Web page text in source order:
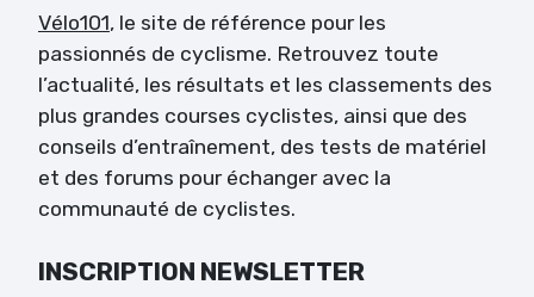
Vélo101, le site de référence pour les
passionnés de cyclisme. Retrouvez toute
l’actualité, les résultats et les classements des
plus grandes courses cyclistes, ainsi que des
conseils d’entraînement, des tests de matériel
et des forums pour échanger avec la
communauté de cyclistes.
INSCRIPTION NEWSLETTER